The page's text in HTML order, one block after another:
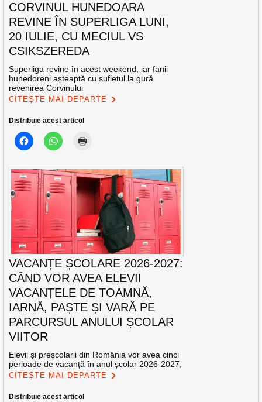
CORVINUL HUNEDOARA
REVINE ÎN SUPERLIGA LUNI,
20 IULIE, CU MECIUL VS
CSIKSZEREDA
Superliga revine în acest weekend, iar fanii
hunedoreni așteaptă cu sufletul la gură
revenirea Corvinului
CITEȘTE MAI DEPARTE
Distribuie acest articol
VACANȚE ȘCOLARE 2026-2027:
CÂND VOR AVEA ELEVII
VACANȚELE DE TOAMNĂ,
IARNĂ, PAȘTE ȘI VARĂ PE
PARCURSUL ANULUI ȘCOLAR
VIITOR
Elevii și preșcolarii din România vor avea cinci
perioade de vacanță în anul școlar 2026-2027,
CITEȘTE MAI DEPARTE
Distribuie acest articol